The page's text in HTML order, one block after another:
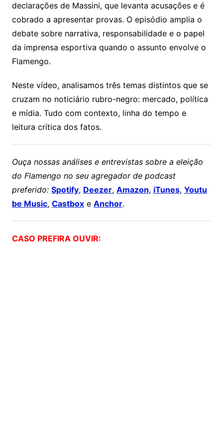
declarações de Massini, que levanta acusações e é
cobrado a apresentar provas. O episódio amplia o
debate sobre narrativa, responsabilidade e o papel
da imprensa esportiva quando o assunto envolve o
Flamengo.
Neste vídeo, analisamos três temas distintos que se
cruzam no noticiário rubro-negro: mercado, política
e mídia. Tudo com contexto, linha do tempo e
leitura crítica dos fatos.
Ouça nossas análises e entrevistas sobre a eleição
do Flamengo no seu agregador de podcast
preferido: Spotify, Deezer, Amazon, iTunes, Youtu
be Music, Castboxe Anchor.
CASO PREFIRA OUVIR: